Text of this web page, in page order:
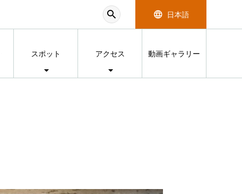
search language 日本語
スポット アクセス 動画ギャラリー